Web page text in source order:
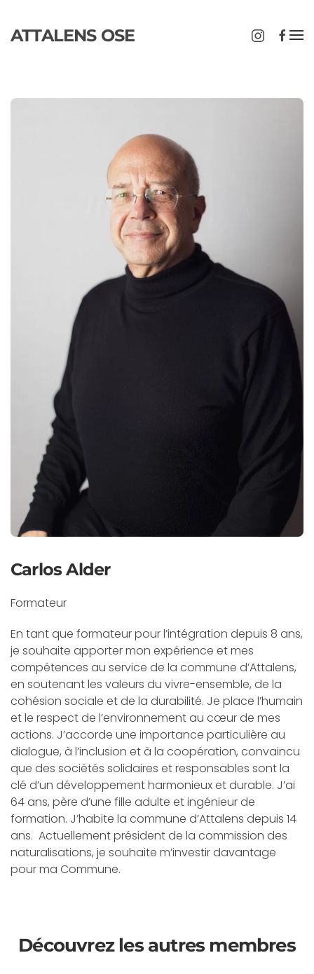
Passer au contenu principal
ATTALENS OSE
Carlos Alder
Formateur
En tant que formateur pour l’intégration depuis 8 ans,
je souhaite apporter mon expérience et mes
compétences au service de la commune d’Attalens,
en soutenant les valeurs du vivre-ensemble, de la
cohésion sociale et de la durabilité. Je place l’humain
et le respect de l’environnement au cœur de mes
actions. J’accorde une importance particulière au
dialogue, à l’inclusion et à la coopération, convaincu
que des sociétés solidaires et responsables sont la
clé d’un développement harmonieux et durable. J’ai
64 ans, père d’une fille adulte et ingénieur de
formation. J’habite la commune d’Attalens depuis 14
ans. Actuellement président de la commission des
naturalisations, je souhaite m’investir davantage
pour ma Commune.
Découvrez les autres membres